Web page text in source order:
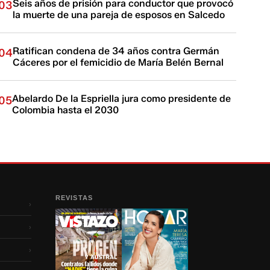
Seis años de prisión para conductor que provocó
la muerte de una pareja de esposos en Salcedo
Ratifican condena de 34 años contra Germán
Cáceres por el femicidio de María Belén Bernal
Abelardo De la Espriella jura como presidente de
Colombia hasta el 2030
›
›
›
REVISTAS